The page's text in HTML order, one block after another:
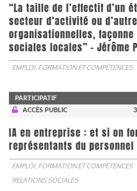
“La taille de l’effectif d’un
secteur d’activité ou
organisationnelles,
sociales locales” - Jérôme
EMPLOI, FORMATION ET COMPÉTENCES
PARTICIPATIF
ACCÈS PUBLIC
IA en entreprise : et si on
représentants du personnel
EMPLOI, FORMATION ET COMPÉTENCES
RELATIONS SOCIALES